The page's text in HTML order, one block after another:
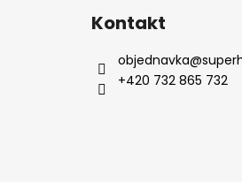
Kontakt
objednavka@
+420 732 865 732